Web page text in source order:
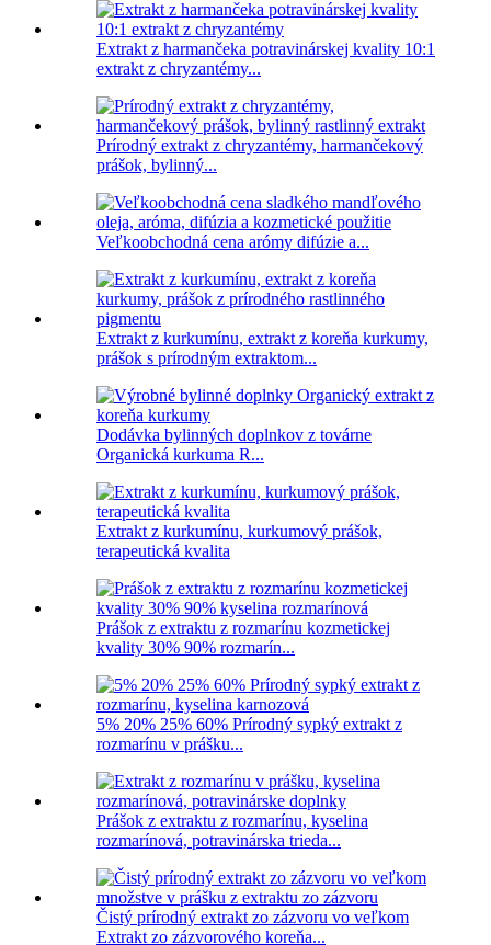
Extrakt z harmančeka potravinárskej kvality 10:1
extrakt z chryzantémy...
Prírodný extrakt z chryzantémy, harmančekový
prášok, bylinný...
Veľkoobchodná cena arómy difúzie a...
Extrakt z kurkumínu, extrakt z koreňa kurkumy,
prášok s prírodným extraktom...
Dodávka bylinných doplnkov z továrne
Organická kurkuma R...
Extrakt z kurkumínu, kurkumový prášok,
terapeutická kvalita
Prášok z extraktu z rozmarínu kozmetickej
kvality 30% 90% rozmarín...
5% 20% 25% 60% Prírodný sypký extrakt z
rozmarínu v prášku...
Prášok z extraktu z rozmarínu, kyselina
rozmarínová, potravinárska trieda...
Čistý prírodný extrakt zo zázvoru vo veľkom
Extrakt zo zázvorového koreňa...